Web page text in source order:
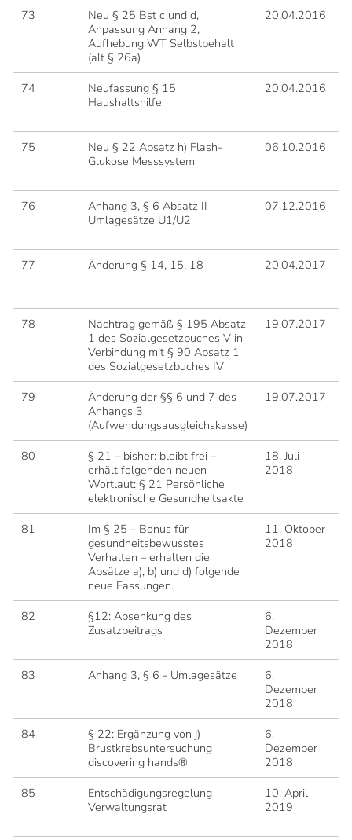
73
Neu § 25 Bst c und d,
Anpassung Anhang 2,
Aufhebung WT Selbstbehalt
(alt § 26a)
20.04.2016
74
Neufassung § 15
Haushaltshilfe
20.04.2016
75
Neu § 22 Absatz h) Flash-
Glukose Messsystem
06.10.2016
76
Anhang 3, § 6 Absatz II
Umlagesätze U1/U2
07.12.2016
77 Änderung § 14, 15, 18 20.04.2017
78
Nachtrag gemäß § 195 Absatz
1 des Sozialgesetzbuches V in
Verbindung mit § 90 Absatz 1
des Sozialgesetzbuches IV
19.07.2017
79
Änderung der §§ 6 und 7 des
Anhangs 3
(Aufwendungsausgleichskasse)
19.07.2017
80
§ 21 – bisher: bleibt frei –
erhält folgenden neuen
Wortlaut: § 21 Persönliche
elektronische Gesundheitsakte
18. Juli
2018
81
Im § 25 – Bonus für
gesundheitsbewusstes
Verhalten – erhalten die
Absätze a), b) und d) folgende
neue Fassungen.
11. Oktober
2018
82
§12: Absenkung des
Zusatzbeitrags
6.
Dezember
2018
83 Anhang 3, § 6 - Umlagesätze
6.
Dezember
2018
84
§ 22: Ergänzung von j)
Brustkrebsuntersuchung
discovering hands®
6.
Dezember
2018
85
Entschädigungsregelung
Verwaltungsrat
10. April
2019